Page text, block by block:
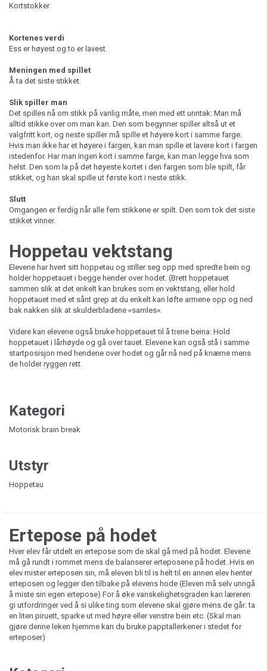
Kortstokker
Kortenes verdi
Ess er høyest og to er lavest.
Meningen med spillet
Å ta det siste stikket.
Slik spiller man
Det spilles nå om stikk på vanlig måte, men med ett unntak: Man må
alltid stikke over om man kan. Den som begynner spiller altså ut et
valgfritt kort, og neste spiller må spille et høyere kort i samme farge.
Hvis man ikke har et høyere i fargen, kan man spille et lavere kort i fargen
istedenfor. Har man ingen kort i samme farge, kan man legge hva som
helst. Den som la på det høyeste kortet i den fargen som ble spilt, får
stikket, og han skal spille ut første kort i neste stikk.
Slutt
Omgangen er ferdig når alle fem stikkene er spilt. Den som tok det siste
stikket vinner.
Hoppetau vektstang
Elevene har hvert sitt hoppetau og stiller seg opp med spredte bein og
holder hoppetauet i begge hender over hodet. (Brett hoppetauet
sammen slik at det enkelt kan brukes som en vektstang, eller hold
hoppetauet med et sånt grep at du enkelt kan løfte armene opp og ned
bak nakken slik at skulderbladene «samles».
Videre kan elevene også bruke hoppetauet til å trene beina: Hold
hoppetauet i lårhøyde og gå over tauet. Elevene kan også stå i samme
startposisjon med hendene over hodet og går nå ned på knærne mens
de holder ryggen rett.
Kategori
Motorisk brain break
Utstyr
Hoppetau
Ertepose på hodet
Hver elev får utdelt en ertepose som de skal gå med på hodet. Elevene
må gå rundt i rommet mens de balanserer erteposene på hodet. Hvis en
elev mister erteposen sin, må eleven bli til is helt til en annen elev henter
erteposen og legger den tilbake på elevens hode (Eleven må selv unngå
å miste sin egen ertepose) For å øke vanskelighetsgraden kan læreren
gi utfordringer ved å si ulike ting som elevene skal gjøre mens de går: ta
en liten piruett, sparke ut med høyre eller venstre bein etc. (Skal man
gjøre denne leken hjemme kan du bruke papptallerkener i stedet for
erteposer)